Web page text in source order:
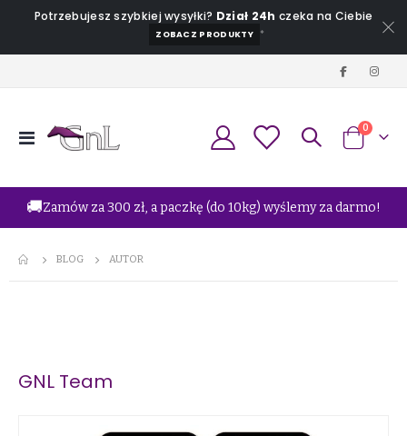
Potrzebujesz szybkiej wysyłki? Dział 24h czeka na Ciebie
ZOBACZ PRODUKTY *
Przełącznik
Koszyk
0
🚚Zamów za 300 zł, a paczkę (do 10kg) wyślemy za darmo!
BLOG AUTOR
GNL Team